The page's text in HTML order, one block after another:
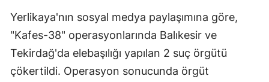
Yerlikaya'nın sosyal medya paylaşımına göre,
"Kafes-38" operasyonlarında Balıkesir ve
Tekirdağ'da elebaşılığı yapılan 2 suç örgütü
çökertildi. Operasyon sonucunda örgüt